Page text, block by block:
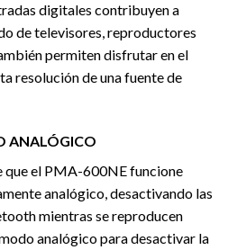
digitales contribuyen a
de televisores, reproductores
permiten disfrutar en el
resolución de una fuente de
ANALÓGICO
que el PMA-600NE funcione
analógico, desactivando las
mientras se reproducen
analógico para desactivar la